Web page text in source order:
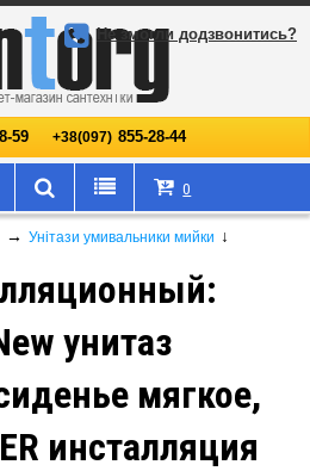
59 +38(097) 855-28-44
Не змогли додзвонитись?
0
→ Унітази умивальники мийки ↓
унитаз
мягкое,
инсталляция